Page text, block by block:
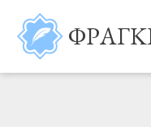
Παράκαμψη προς το